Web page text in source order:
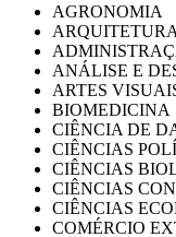
AGRONOMIA
ARQUITETURA
ANÁLISE E
ARTES
BIOMEDICINA
CIÊNCIA DE
CIÊNCIAS
CIÊNCIAS
CIÊNCIAS
CIÊNCIAS
COMÉRCIO